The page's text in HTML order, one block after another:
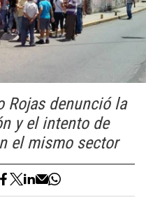
Rojas denunció la
y el intento de
el mismo sector